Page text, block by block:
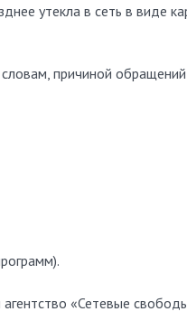
утекла в сеть в виде
причиной
«Сетевые